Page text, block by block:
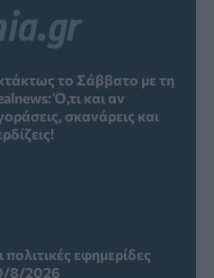
το Σάββατο με τη
Ό,τι και αν
σκανάρεις και
πολιτικές εφημερίδες
8/2026